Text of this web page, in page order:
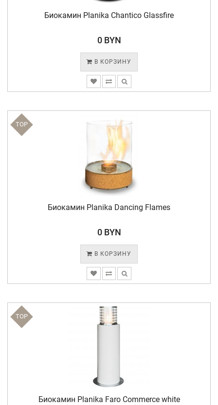
Биокамин Planika Chantico Glassfire
0 BYN
В КОРЗИНУ
TOP
Биокамин Planika Dancing Flames
0 BYN
В КОРЗИНУ
TOP
Биокамин Planika Faro Commerce white